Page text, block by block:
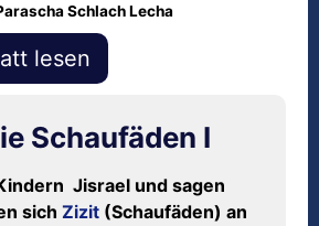
Schlach Lecha
lesen
Schaufäden I
Jisrael und sagen
sich Zizit (Schaufäden) an